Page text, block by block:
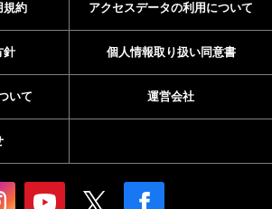
規約 アクセスデータの利用について
針 個人情報取り扱い同意書
いて 運営会社